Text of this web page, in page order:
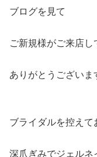
ブログを見て
ご新規様がご来店し
ありがとうございま
ブライダルを控えて
深爪ぎみでジェルネ